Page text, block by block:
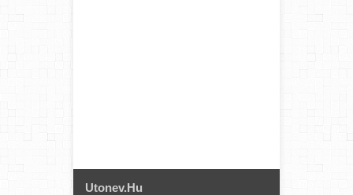
Utonev.hu